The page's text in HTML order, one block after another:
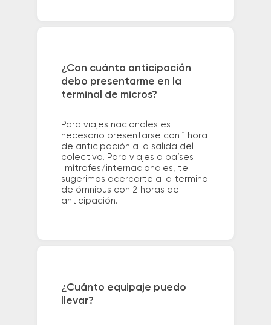
¿Con cuánta anticipación
debo presentarme en la
terminal de micros?
Para viajes nacionales es
necesario presentarse con 1 hora
de anticipación a la salida del
colectivo. Para viajes a países
limítrofes/internacionales, te
sugerimos acercarte a la terminal
de ómnibus con 2 horas de
anticipación.
¿Cuánto equipaje puedo
llevar?